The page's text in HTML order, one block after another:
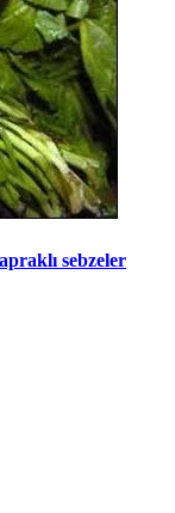
sebzeler